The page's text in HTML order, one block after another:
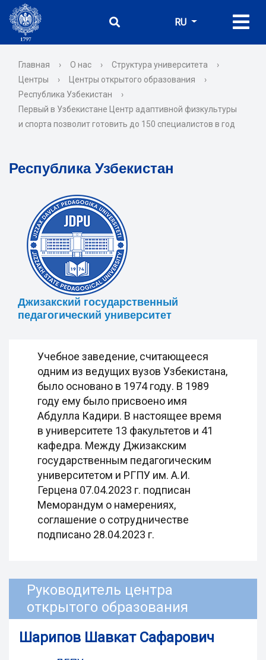
RU
Главная › О нас › Структура университета
›
Центры
› Центры открытого образования
›
Республика Узбекистан
›
Первый в Узбекистане Центр адаптивной физкультуры
и спорта позволит готовить до 150 специалистов в год
Республика Узбекистан
Джизакский государственный
педагогический университет
Учебное заведение, считающееся
одним из ведущих вузов Узбекистана,
было основано в 1974 году. В 1989
году ему было присвоено имя
Абдулла Кадири. В настоящее время
в университете 13 факультетов и 41
кафедра. Между Джизакским
государственным педагогическим
университетом и РГПУ им. А.И.
Герцена 07.04.2023 г. подписан
Меморандум о намерениях,
соглашение о сотрудничестве
подписано 28.04.2023 г.
Руководитель центра
открытого образования
Шарипов Шавкат Сафарович